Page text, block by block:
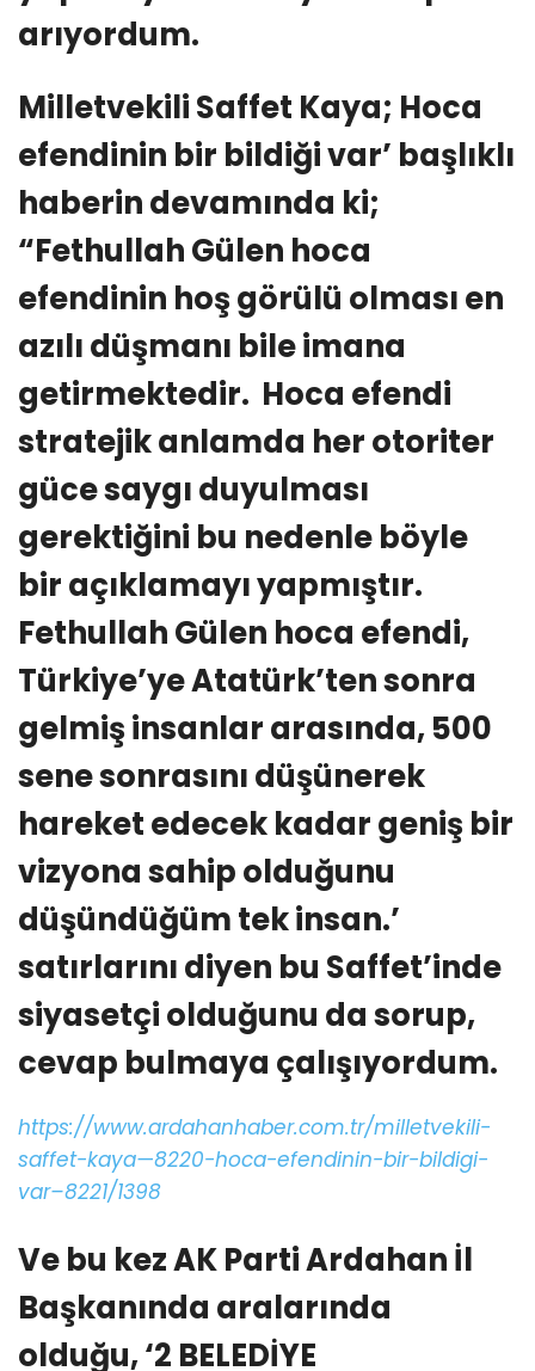
arıyordum.
Milletvekili Saffet Kaya; Hoca
efendinin bir bildiği var’ başlıklı
haberin devamında ki;
“Fethullah Gülen hoca
efendinin hoş görülü olması en
azılı düşmanı bile imana
getirmektedir. Hoca efendi
stratejik anlamda her otoriter
güce saygı duyulması
gerektiğini bu nedenle böyle
bir açıklamayı yapmıştır.
Fethullah Gülen hoca efendi,
Türkiye’ye Atatürk’ten sonra
gelmiş insanlar arasında, 500
sene sonrasını düşünerek
hareket edecek kadar geniş bir
vizyona sahip olduğunu
düşündüğüm tek insan.’
satırlarını diyen bu Saffet’inde
siyasetçi olduğunu da sorup,
cevap bulmaya çalışıyordum.
https://www.ardahanhaber.com.tr/milletvekili-
saffet-kaya—8220-hoca-efendinin-bir-bildigi-
var–8221/1398
Ve bu kez AK Parti Ardahan İl
Başkanında aralarında
olduğu, ‘2 BELEDİYE